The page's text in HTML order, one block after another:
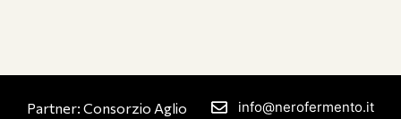
Partner: Consorzio Aglio
info@nerofermento.it